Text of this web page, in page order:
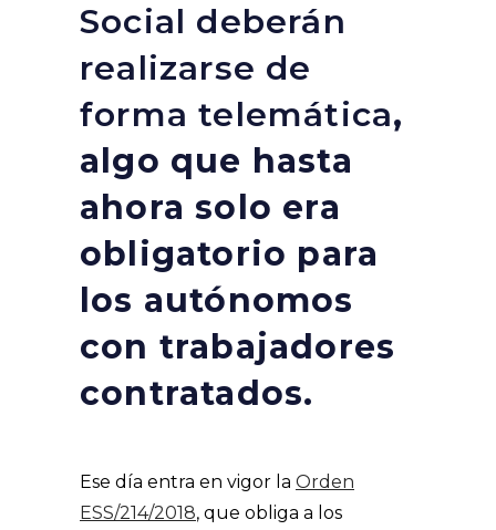
Social deberán
realizarse de
forma telemática,
algo que hasta
ahora solo era
obligatorio para
los autónomos
con trabajadores
contratados.
Ese día entra en vigor la Orden
ESS/214/2018, que obliga a los